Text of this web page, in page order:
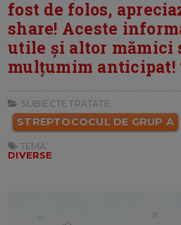
fost de folos,
share! Aceste
utile și altor mămici
mulțumim anticipat!
SUBIECTE TRATATE:
STREPTOCOCUL DE GRUP A
TEMA:
DIVERSE